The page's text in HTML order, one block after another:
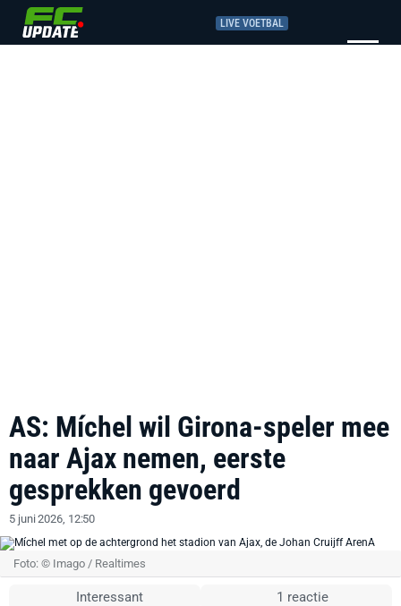
LIVE VOETBAL
AS: Míchel wil Girona-speler mee
naar Ajax nemen, eerste
gesprekken gevoerd
5 juni 2026, 12:50
Foto: © Imago / Realtimes
Interessant 1 reactie